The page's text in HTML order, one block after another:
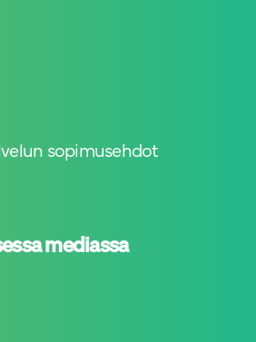
sopimusehdot
mediassa